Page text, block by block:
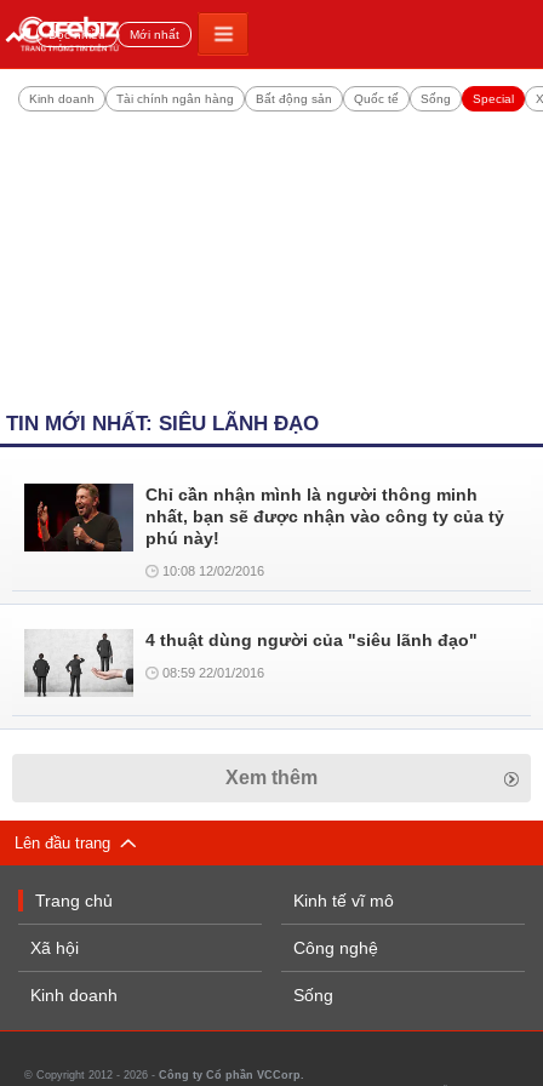
Đọc nhiều Mới nhất
Kinh doanh Tài chính ngân hàng Bất động sản Quốc tế Sống Special
TIN MỚI NHẤT: SIÊU LÃNH ĐẠO
Chỉ cần nhận mình là người thông minh
nhất, bạn sẽ được nhận vào công ty của tỷ
phú này!
10:08 12/02/2016
4 thuật dùng người của "siêu lãnh đạo"
08:59 22/01/2016
Xem thêm
Lên đầu trang
Trang chủ
Xã hội
Kinh doanh
Kinh tế vĩ mô
Công nghệ
Sống
© Copyright 2012 - 2026 - Công ty Cổ phần VCCorp.